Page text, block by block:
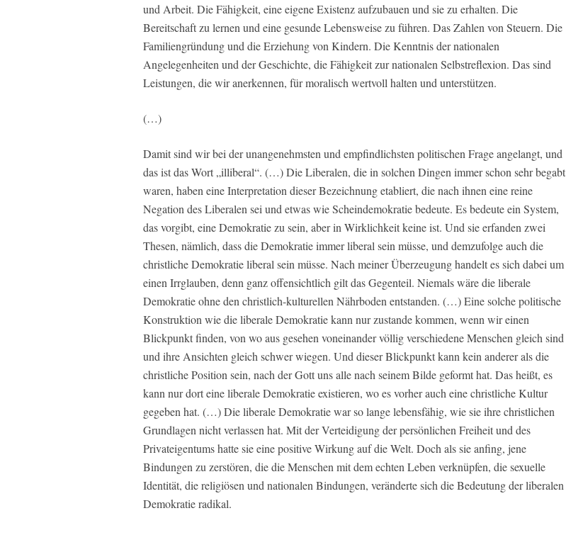
und Arbeit. Die Fähigkeit, eine eigene Existenz aufzubauen und sie zu erhalten. Die
Bereitschaft zu lernen und eine gesunde Lebensweise zu führen. Das Zahlen von Steuern. Die
Familiengründung und die Erziehung von Kindern. Die Kenntnis der nationalen
Angelegenheiten und der Geschichte, die Fähigkeit zur nationalen Selbstreflexion. Das sind
Leistungen, die wir anerkennen, für moralisch wertvoll halten und unterstützen.
(…)
Damit sind wir bei der unangenehmsten und empfindlichsten politischen Frage angelangt, und
das ist das Wort „illiberal“. (…) Die Liberalen, die in solchen Dingen immer schon sehr begabt
waren, haben eine Interpretation dieser Bezeichnung etabliert, die nach ihnen eine reine
Negation des Liberalen sei und etwas wie Scheindemokratie bedeute. Es bedeute ein System,
das vorgibt, eine Demokratie zu sein, aber in Wirklichkeit keine ist. Und sie erfanden zwei
Thesen, nämlich, dass die Demokratie immer liberal sein müsse, und demzufolge auch die
christliche Demokratie liberal sein müsse. Nach meiner Überzeugung handelt es sich dabei um
einen Irrglauben, denn ganz offensichtlich gilt das Gegenteil. Niemals wäre die liberale
Demokratie ohne den christlich-kulturellen Nährboden entstanden. (…) Eine solche politische
Konstruktion wie die liberale Demokratie kann nur zustande kommen, wenn wir einen
Blickpunkt finden, von wo aus gesehen voneinander völlig verschiedene Menschen gleich sind
und ihre Ansichten gleich schwer wiegen. Und dieser Blickpunkt kann kein anderer als die
christliche Position sein, nach der Gott uns alle nach seinem Bilde geformt hat. Das heißt, es
kann nur dort eine liberale Demokratie existieren, wo es vorher auch eine christliche Kultur
gegeben hat. (…) Die liberale Demokratie war so lange lebensfähig, wie sie ihre christlichen
Grundlagen nicht verlassen hat. Mit der Verteidigung der persönlichen Freiheit und des
Privateigentums hatte sie eine positive Wirkung auf die Welt. Doch als sie anfing, jene
Bindungen zu zerstören, die die Menschen mit dem echten Leben verknüpfen, die sexuelle
Identität, die religiösen und nationalen Bindungen, veränderte sich die Bedeutung der liberalen
Demokratie radikal.